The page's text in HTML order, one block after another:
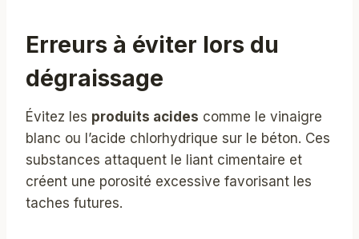
Erreurs à éviter lors du
dégraissage
Évitez les produits acides comme le vinaigre
blanc ou l’acide chlorhydrique sur le béton. Ces
substances attaquent le liant cimentaire et
créent une porosité excessive favorisant les
taches futures.